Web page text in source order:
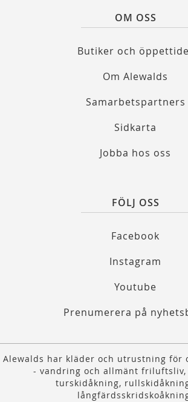
OM OSS
Butiker och
Om Alewalds
Samarbetspartners
Sidkarta
Jobba hos oss
FÖLJ OSS
Facebook
Instagram
Youtube
Prenumerera på
Alewalds har kläder och utrustning för
- vandring och allmänt friluftsliv,
turskidåkning,